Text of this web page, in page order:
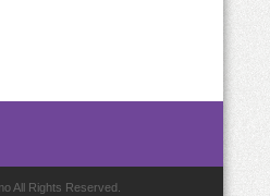
All Rights Reserved.